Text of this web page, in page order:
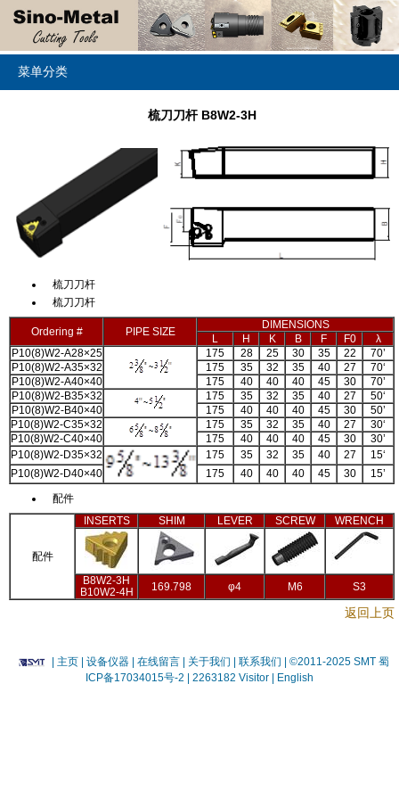
菜单分类
梳刀刀杆 B8W2-3H
梳刀刀杆
梳刀刀杆
Ordering # PIPE SIZE
DIMENSIONS
L
H K B F F0
λ
P10(8)W2-A28×25
175 28 25 30 35 22
70’
P10(8)W2-A35×32
175 35 32 35 40 27
70‘
P10(8)W2-A40×40
175 40 40 40 45 30
70’
P10(8)W2-B35×32
175 35 32 35 40 27
50‘
P10(8)W2-B40×40
175 40 40 40 45 30
50’
P10(8)W2-C35×32
175 35 32 35 40 27
30‘
P10(8)W2-C40×40
175 40 40 40 45 30
30’
P10(8)W2-D35×32
175 35 32 35 40 27
15‘
P10(8)W2-D40×40
175 40 40 40 45 30
15’
配件
配件
INSERTS SHIM LEVER SCREW WRENCH
B8W2-3H
B10W2-4H
169.798 φ4 M6 S3
返回上页
主页 | 设备仪器 | 在线留言 | 关于我们 | 联系我们 | ©2011-2025 SMT 蜀
ICP备17034015号-2
| 2263182 Visitor | English